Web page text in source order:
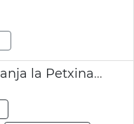
Aparcamiento zona naranja la Petxina València